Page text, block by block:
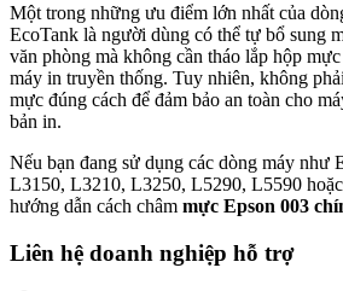
Một trong những ưu điểm lớn nhất của
EcoTank là người dùng có thể tự bổ sung
văn phòng mà không cần tháo lắp hộp
máy in truyền thống. Tuy nhiên, không
mực đúng cách để đảm bảo an toàn cho
bản in.
Nếu bạn đang sử dụng các dòng máy như
L3150, L3210, L3250, L5290, L5590
hướng dẫn cách châm mực Epson 003
Liên hệ doanh nghiệp hỗ trợ